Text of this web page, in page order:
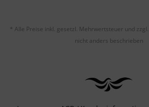
* Alle Preise inkl. gesetzl. Mehrwertsteuer und zzgl.
nicht anders beschrieben